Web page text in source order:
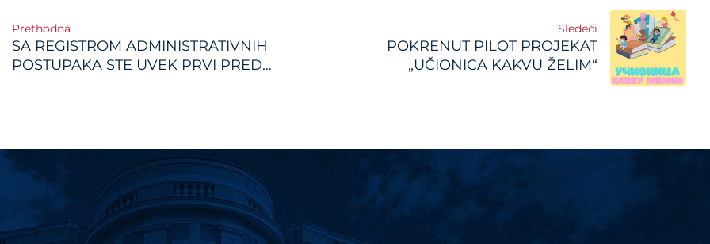
Prethodna
SA REGISTROM ADMINISTRATIVNIH
POSTUPAKA STE UVEK PRVI PRED
Sledeći
POKRENUT PILOT PROJEKAT
„UČIONICA KAKVU ŽELIM“